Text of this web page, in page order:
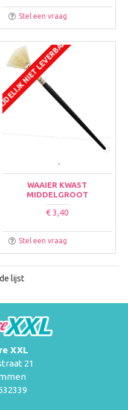
Stel een vraag
TIJDELIJK NIET LEVERBAAR
-
WAAIER KWAST
MIDDELGROOT
€ 3,40
Stel een vraag
lijst
XXL
21